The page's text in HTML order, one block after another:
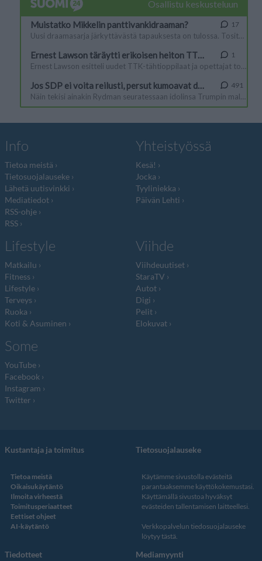
Info
Tietoa meistä
Tietosuojalauseke
Lähetä uutisvinkki
Mediatiedot
RSS-ohje
RSS
Yhteistyössä
Kesä!
Jocka
Tyyliniekka
Päivän Lehti
Lifestyle
Matkailu
Fitness
Lifestyle
Terveys
Ruoka
Koti & Asuminen
Viihde
Viihdeuutiset
StaraTV
Autot
Digi
Pelit
Elokuvat
Some
YouTube
Facebook
Instagram
Twitter
Kustantaja ja toimitus
Tietoa meistä
Oikaisukäytäntö
Ilmoita virheestä
Toimitusperiaatteet
Eettiset ohjeet
AI-käytäntö
Tietosuojalauseke
Käytämme sivustolla evästeitä
parantaaksemme käyttökokemustasi.
Käyttämällä sivustoa hyväksyt
evästeiden tallentamisen laitteellesi.
Verkkopalvelun tiedosuojalauseke
löytyy tästä.
Tiedotteet Mediamyynti